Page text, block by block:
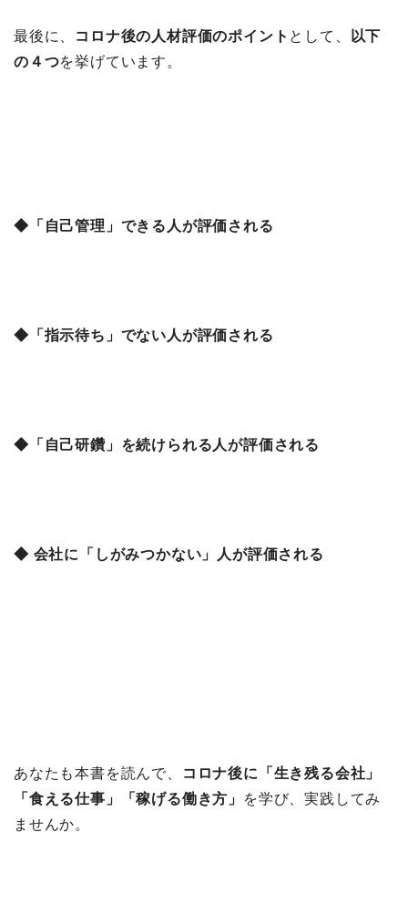
最後に、 コロナ後の人材評価のポイント として、
以下
の４つを挙げています。
◆「自己管理」できる人が評価される
◆「指示待ち」でない人が評価される
◆「自己研鑽」を続けられる人が評価される
◆ 会社に「しがみつかない」人が評価される
あなたも本書を読んで、
コロナ後に「生き残る会社」
「食える仕事」「稼げる働き方」
を学び、実践してみ
ませんか。